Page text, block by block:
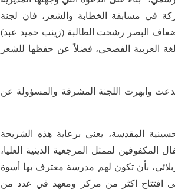
في مسابقة الخطابة والشعر، فان لجنة
البصر رشحت الطالبة (زينب حميد عبد)
العربية الفصحى، فضلاً عن حفظها للشعر
وابهرت اللجنة المشرفة والمسؤولة عن
المقدسة، يعنى برعاية هذه الشريحة
لممثل المرجعية الدينية العليا،
بأن تكون لهم مدرسة معترف بها أسوة
افتتاح اكثر من مركز ومعهد في عدد من